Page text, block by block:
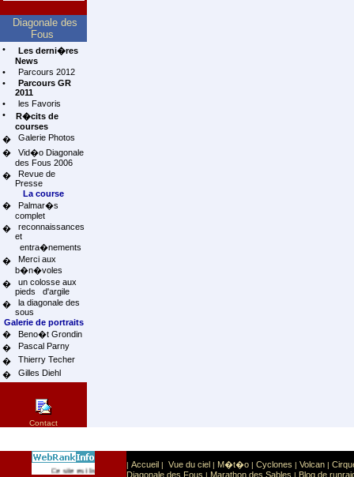
Diagonale des
Fous
•
Les derni�res
News
•
Parcours 2012
•
Parcours GR
2011
•
les Favoris
•
R�cits de
courses
�
Galerie Photos
�
Vid�o Diagonale
des Fous 2006
�
Revue de
Presse
La course
�
Palmar�s
complet
�
reconnaissances
et
entra�nements
�
Merci aux
b�n�voles
�
un colosse aux
pieds d'argile
�
la diagonale des
sous
Galerie de portraits
�
Beno�t Grondin
�
Pascal Parny
�
Thierry Techer
�
Gilles Diehl
Contact
Ce site est list� dans la cat�gorie Sport: Sports extr�mes
| Accueil | Vue du ciel | M�t�o | Cyclones | Volcan |
Diagonale des Fous | Marathon des Sables | Blog de